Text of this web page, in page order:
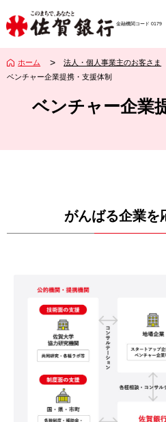
金融機関コード 0179
ベンチャー企業
ホーム
法人・個人事業主のお客さま
ベンチャー企業提携・支援体制
がんばる企業を